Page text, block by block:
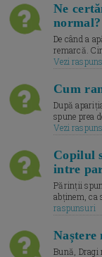
Ne
normal?
De când a
remarcă.
Vezi
Cum
După
spune prea
Vezi
Copilul
intre
Părinții
abținem, ca
raspunsuri
Naștere
Bună, Dragi